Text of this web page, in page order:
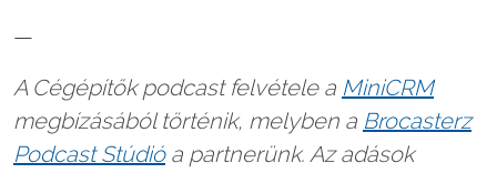
—
A Cégépítők podcast felvétele a MiniCRM
megbízásából történik, melyben a Brocasterz
Podcast Stúdióa partnerünk. Az adások